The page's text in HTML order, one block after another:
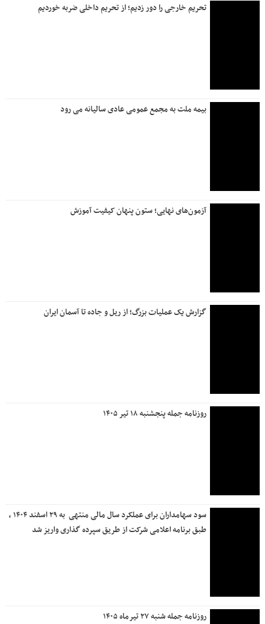
تحریم خارجی را دور زدیم؛ از تحریم داخلی ضربه خوردیم
بیمه ملت به مجمع عمومی عادی سالیانه می رود
آزمون‌های نهایی؛ ستون پنهان کیفیت آموزش
گزارش یک عملیات بزرگ؛ از ریل و جاده تا آسمان ایران
روزنامه جمله پنجشنبه ۱۸ تیر ۱۴۰۵
سود سهامداران برای عملکرد سال مالی منتهی ‌ به ۲۹ اسفند ۱۴۰۴ ،
طبق برنامه اعلامی شرکت از طریق سپرده گذاری واریز شد
روزنامه جمله شنبه ۲۷ تیرماه ۱۴۰۵